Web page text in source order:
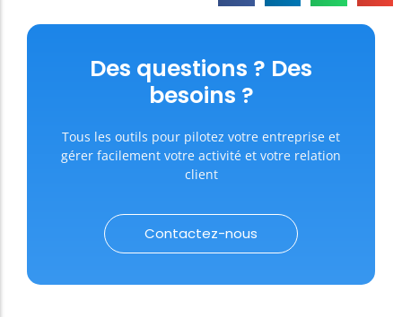
Des questions ? Des
besoins ?
Tous les outils pour pilotez votre entreprise et
gérer facilement votre activité et votre relation
client
Contactez-nous